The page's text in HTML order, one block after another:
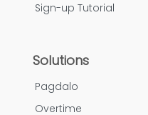
Sign-up Tutorial
Solutions
Pagdalo
Overtime